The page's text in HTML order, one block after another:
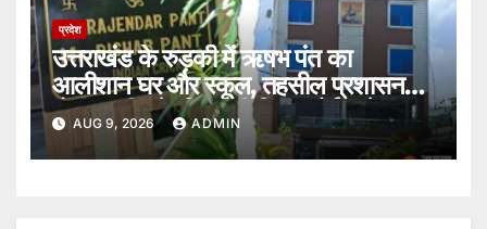
प्रदेश
उत्तराखंड के रुड़की में ऋषभ पंत का
आलीशान घर और स्कूल, तहसील प्रशासन
बोला ‘जमीन के लिए नहीं किया कोई आवेदन’।
AUG 9, 2026 ADMIN